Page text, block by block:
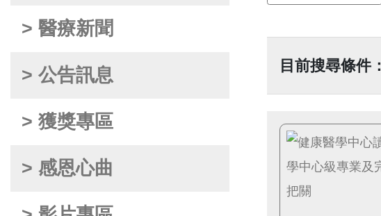
> 醫療新聞
> 公告訊息
> 獲獎專區
> 感恩心曲
目前搜尋條件：